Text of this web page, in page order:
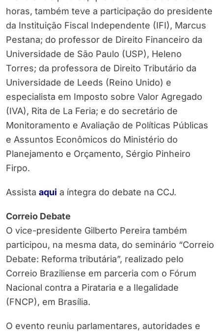
horas, também teve a participação do presidente
da Instituição Fiscal Independente (IFI), Marcus
Pestana; do professor de Direito Financeiro da
Universidade de São Paulo (USP), Heleno
Torres; da professora de Direito Tributário da
Universidade de Leeds (Reino Unido) e
especialista em Imposto sobre Valor Agregado
(IVA), Rita de La Feria; e do secretário de
Monitoramento e Avaliação de Políticas Públicas
e Assuntos Econômicos do Ministério do
Planejamento e Orçamento, Sérgio Pinheiro
Firpo.
Assista aqui a íntegra do debate na CCJ.
Correio Debate
O vice-presidente Gilberto Pereira também
participou, na mesma data, do seminário “Correio
Debate: Reforma tributária”, realizado pelo
Correio Braziliense em parceria com o Fórum
Nacional contra a Pirataria e a Ilegalidade
(FNCP), em Brasília.
O evento reuniu parlamentares, autoridades e